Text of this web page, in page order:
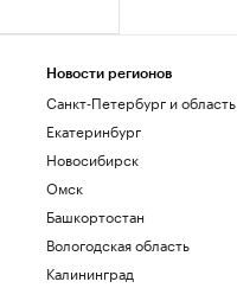
Новости регионов
Санкт-Петербург и область
Екатеринбург
Новосибирск
Омск
Башкортостан
Вологодская область
Калининград